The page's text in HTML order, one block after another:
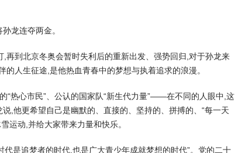
龙连夺两金。
到北京冬奥会暂时失利后的重新出发、强势回归,对于孙龙来
人生征途,是他热血青春中的梦想与执着追求的浪漫。
热心市民”、公认的国家队“新生代力量”——在不同的人眼中,这
,他更希望自己是幽默的、直接的、坚持的、拼搏的、“每一天
运动,并给大家带来力量和快乐。
是追梦者的时代,也是广大青少年成就梦想的时代”。党的二十